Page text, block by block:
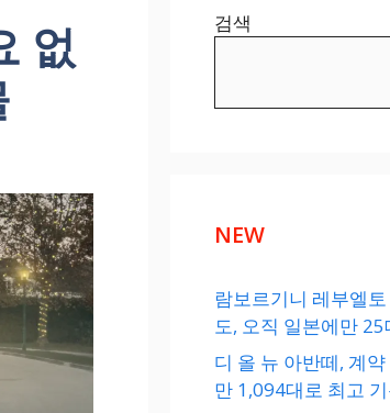
없
검색
NEW
람보르기니 레부엘
도, 오직 일본에만 25
디 올 뉴 아반떼, 계약
만 1,094대로 최고